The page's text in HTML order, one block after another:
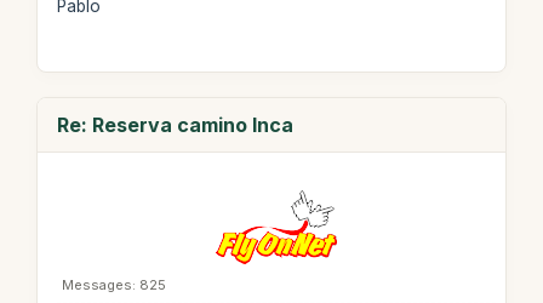
Pablo
Re: Reserva camino Inca
Messages: 825